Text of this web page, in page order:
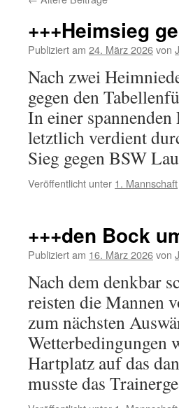
+++Heimsieg
Publiziert am 24. März 2026von
Nach zwei
gegen den
In einer
letztlich verdient
Sieg gegen BSW
Veröffentlicht unter 1. Mannschaft
+++den Bock
Publiziert am 16. März 2026von
Nach dem denkbar
reisten die Mannen
zum nächsten
Wetterbedingungen
Hartplatz auf das
musste das